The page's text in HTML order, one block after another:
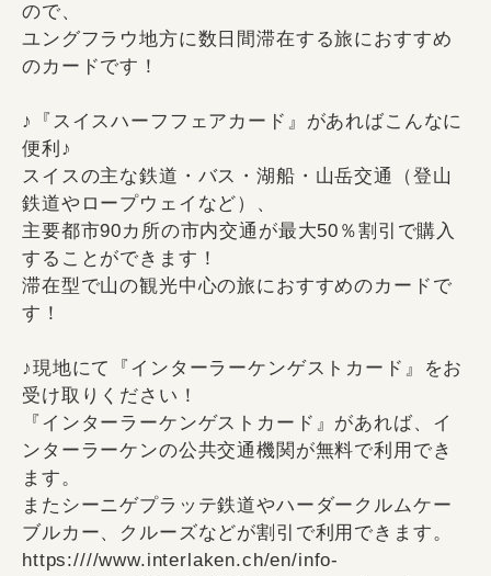
ので、
ユングフラウ地方に数日間滞在する旅におすすめ
のカードです！
♪『スイスハーフフェアカード』があればこんなに
便利♪
スイスの主な鉄道・バス・湖船・山岳交通（登山
鉄道やロープウェイなど）、
主要都市90カ所の市内交通が最大50％割引で購入
することができます！
滞在型で山の観光中心の旅におすすめのカードで
す！
♪現地にて『インターラーケンゲストカード』をお
受け取りください！
『インターラーケンゲストカード』があれば、イ
ンターラーケンの公共交通機関が無料で利用でき
ます。
またシーニゲプラッテ鉄道やハーダークルムケー
ブルカー、クルーズなどが割引で利用できます。
https:////www.interlaken.ch/en/info-